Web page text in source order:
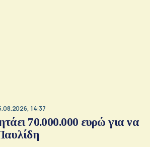
14:37
70.000.000 ευρώ για να